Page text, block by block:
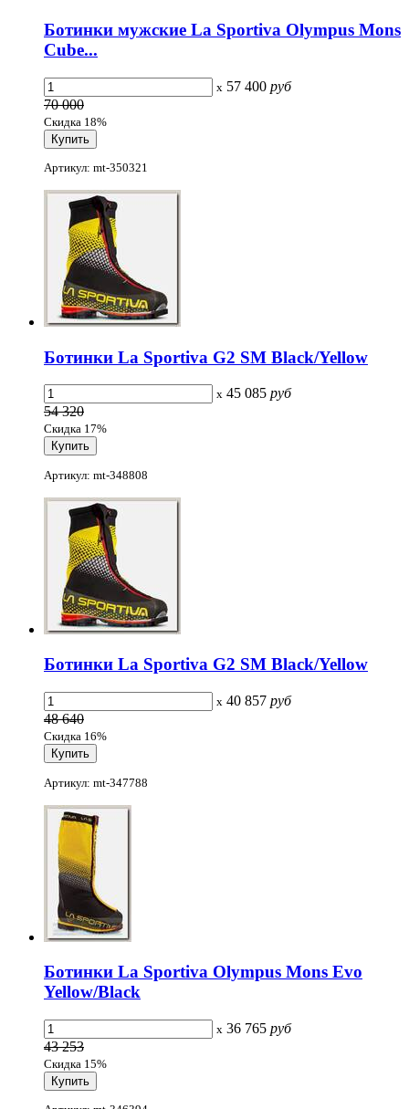
Ботинки мужские La Sportiva Olympus Mons
Cube...
x 57 400 руб
70 000
Скидка 18%
Артикул: mt-350321
Ботинки La Sportiva G2 SM Black/Yellow
x 45 085 руб
54 320
Скидка 17%
Артикул: mt-348808
Ботинки La Sportiva G2 SM Black/Yellow
x 40 857 руб
48 640
Скидка 16%
Артикул: mt-347788
Ботинки La Sportiva Olympus Mons Evo
Yellow/Black
x 36 765 руб
43 253
Скидка 15%